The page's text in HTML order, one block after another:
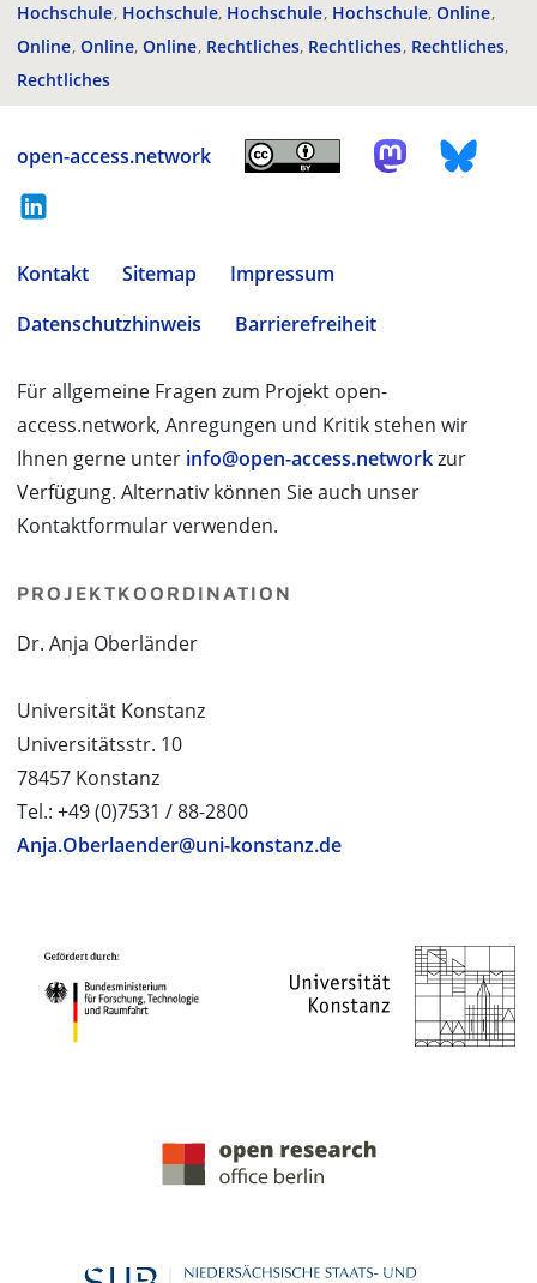
Hochschule Hochschule Hochschule Hochschule Online
Online Online Online Rechtliches Rechtliches Rechtliches
Rechtliches
open-access.network
Kontakt Sitemap
Impressum
Datenschutzhinweis
Barrierefreiheit
Für allgemeine Fragen zum Projekt open-
access.network, Anregungen und Kritik stehen wir
Ihnen gerne unter info@open-access.networkzur
Verfügung. Alternativ können Sie auch unser
Kontaktformular verwenden.
PROJEKTKOORDINATION
Dr. Anja Oberländer
Universität Konstanz
Universitätsstr. 10
78457 Konstanz
Tel.: +49 (0)7531 / 88-2800
Anja.Oberlaender@uni-konstanz.de